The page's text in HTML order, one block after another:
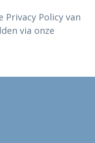
Privacy Policy van
via onze